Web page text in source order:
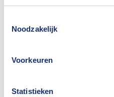
Noodzakelijk
Voorkeuren
Statistieken
Publiek-private
Samen met collega’s
(beleidsadviseur CBV)